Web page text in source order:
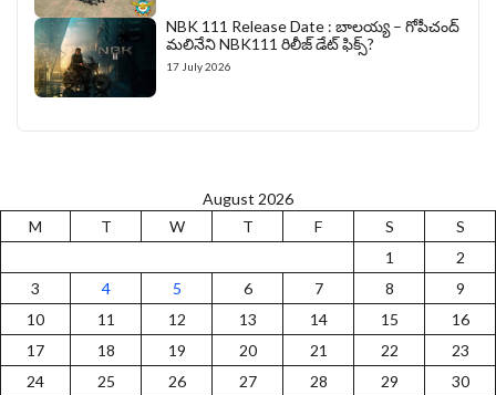
NBK 111 Release Date : బాలయ్య – గోపీచంద్
మలినేని NBK111 రిలీజ్ డేట్ ఫిక్స్?
17 July 2026
August 2026
M
T W T F S
S
1
2
3
4 5 6 7 8
9
10
11 12 13 14 15
16
17
18 19 20 21 22
23
24
25 26 27 28 29
30